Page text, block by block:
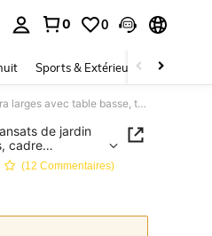
0 0
Sports & Extérieur Enfants
Lot de 3 transats de jardin, transats, transats de jardin extra larges avec table basse, transats, cadre entièrement en aluminium, chaise longue ergonomique en forme de S, convient pour jardin, piscine, plage, gris
de jardin
cadre
ergonomique
plage, gris
(12 Commentaires)